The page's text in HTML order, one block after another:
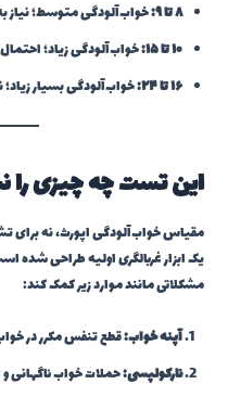
۸ تا ۹:
خواب‌آلودگی متوسط؛ نیاز
۱۰ تا ۱۵:
خواب‌آلودگی زیاد؛
۱۶ تا ۲۴:
خواب‌آلودگی بسیار
این تست چه چیزی
مقیاس خواب‌آلودگی اپورث، نه برای
یک ابزار غربالگری اولیه طراحی
مشکلاتی مانند موارد زیر کمک کند:
آپنه خواب:قطع تنفس مکرر در
نارکولپسی:حملات خواب ناگهانی